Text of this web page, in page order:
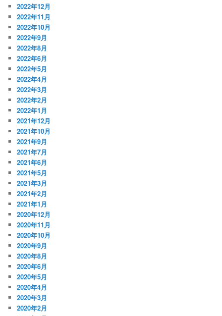
2022年12月
2022年11月
2022年10月
2022年9月
2022年8月
2022年6月
2022年5月
2022年4月
2022年3月
2022年2月
2022年1月
2021年12月
2021年10月
2021年9月
2021年7月
2021年6月
2021年5月
2021年3月
2021年2月
2021年1月
2020年12月
2020年11月
2020年10月
2020年9月
2020年8月
2020年6月
2020年5月
2020年4月
2020年3月
2020年2月